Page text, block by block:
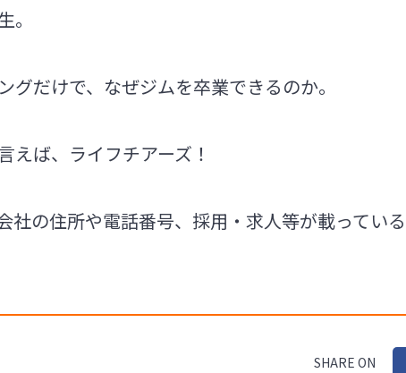
。
グだけで、なぜジムを卒業できるのか。
えば、ライフチアーズ！
社の住所や電話番号、採用・求人等が載ってい
SHARE ON